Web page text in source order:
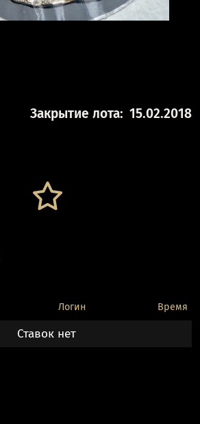
Закрытие лота: 15.02.2018
Логин Время
Ставок нет